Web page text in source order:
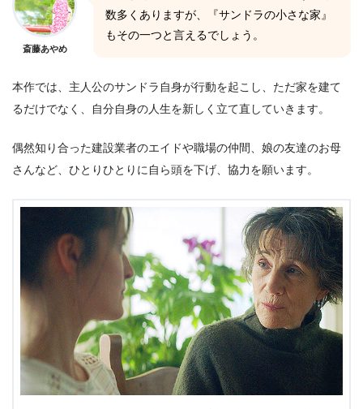
斎藤あやめ
数多くありますが、『サンドラの小さな家』
もその一つと言えるでしょう。
本作では、主人公のサンドラ自身が行動を起こし、ただ家を建て
るだけでなく、自分自身の人生を新しく立て直していきます。
偶然知り合った建設業者のエイドや職場の仲間、娘の友達のお母
さんなど、ひとりひとりに自ら頭を下げ、協力を願います。